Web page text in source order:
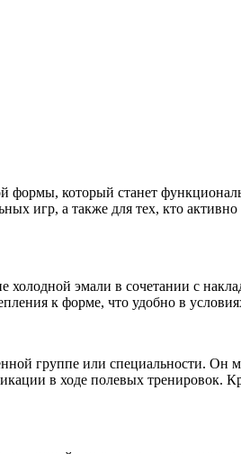
формы, который станет
игр, а также для тех, кто
холодной эмали в сочетании с
к форме, что удобно в
группе или специальности. Он
в ходе полевых тренировок.